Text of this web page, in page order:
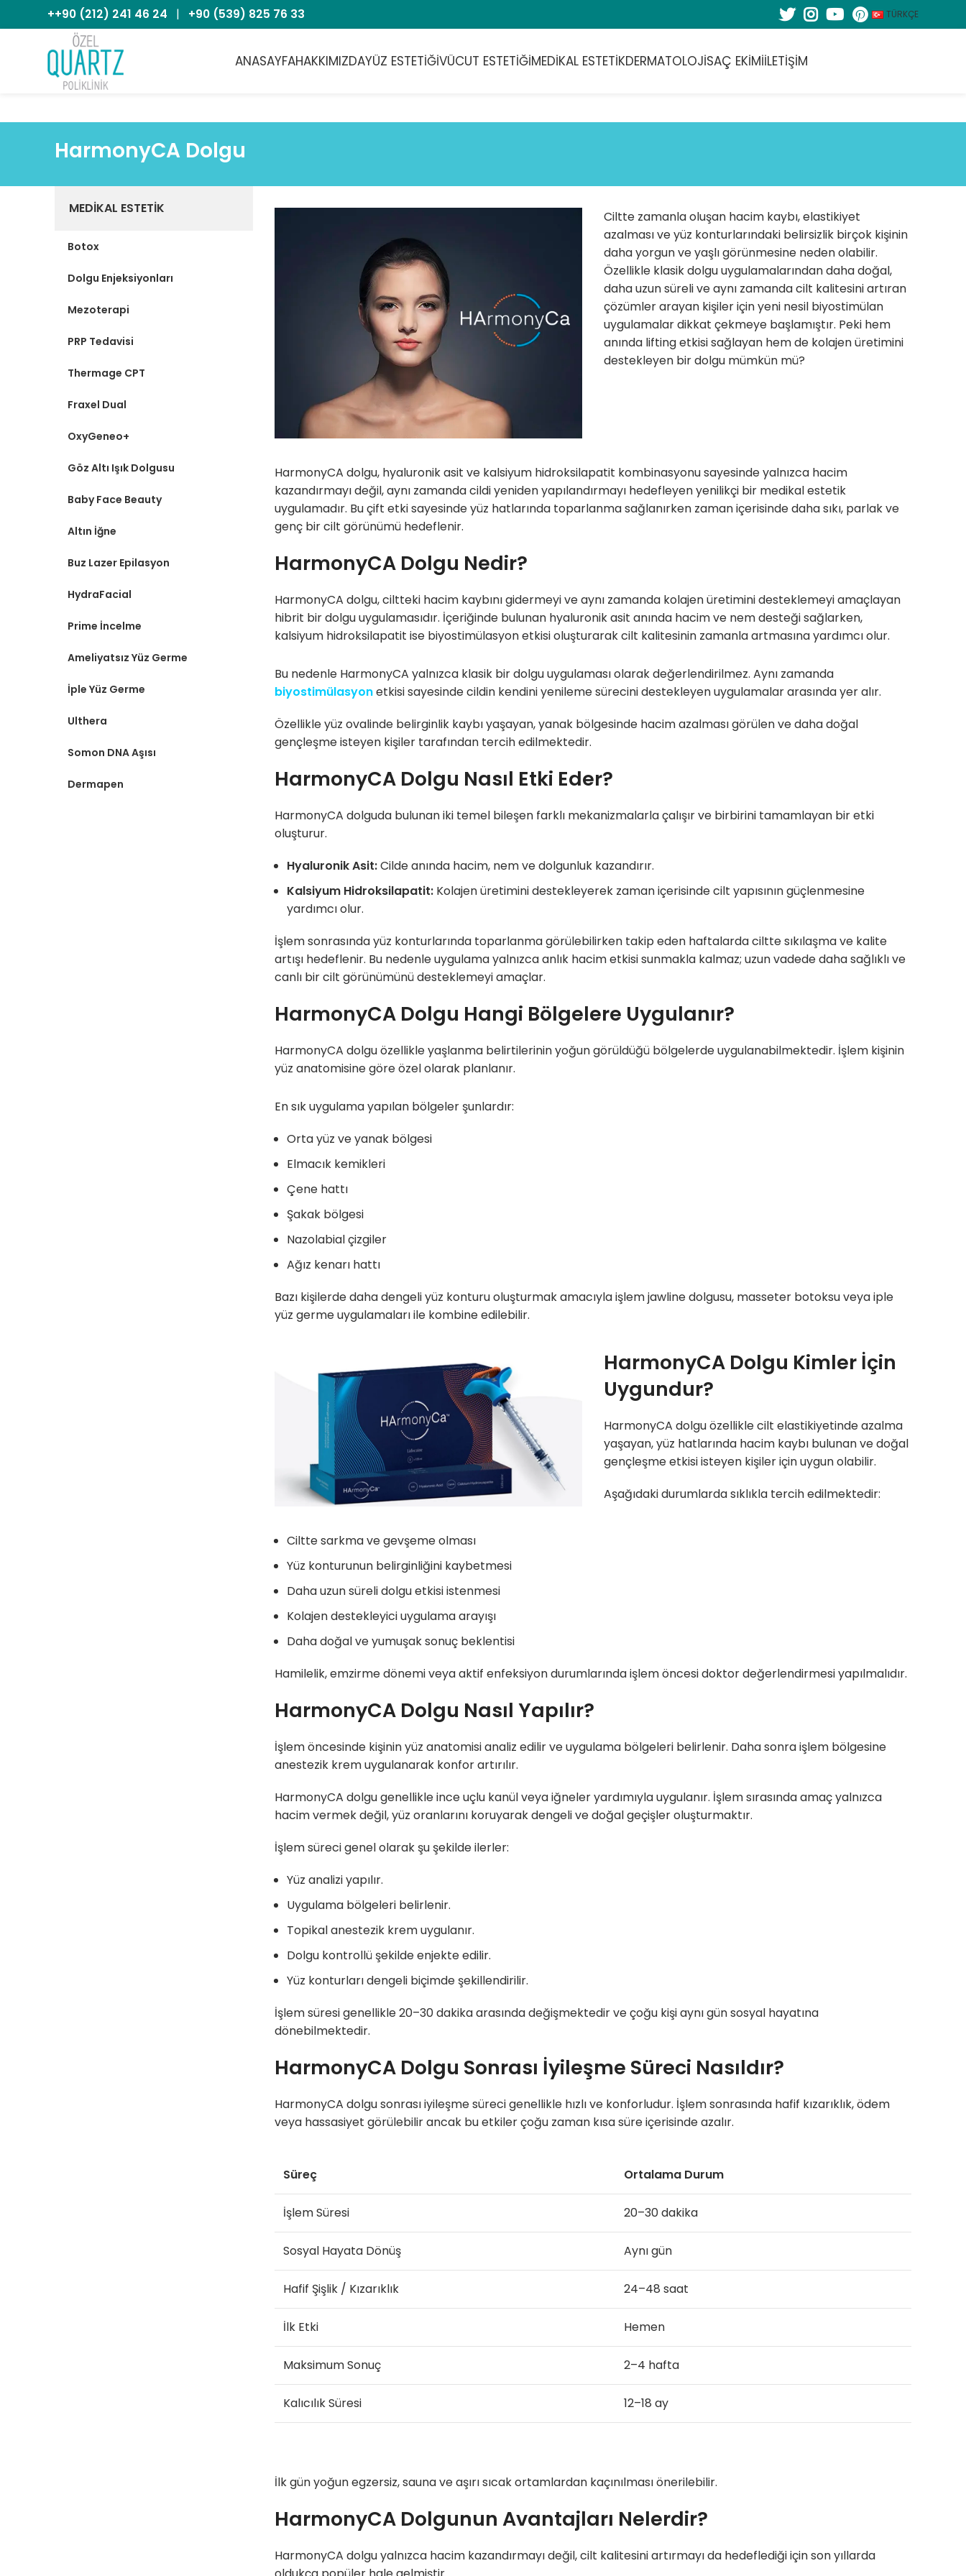
++90 (212) 241 46 24 | +90 (539) 825 76 33 TÜRKÇE
ANASAYFAHAKKIMIZDAYÜZ ESTETIĞIVÜCUT ESTETIĞIMEDIKAL ESTETIKDERMATOLOJISAÇ EKIMIİLETIŞIM
HarmonyCA Dolgu
Ciltte zamanla oluşan hacim kaybı, elastikiyet
azalması ve yüz konturlarındaki belirsizlik birçok kişinin
daha yorgun ve yaşlı görünmesine neden olabilir.
Özellikle klasik dolgu uygulamalarından daha doğal,
daha uzun süreli ve aynı zamanda cilt kalitesini artıran
çözümler arayan kişiler için yeni nesil biyostimülan
uygulamalar dikkat çekmeye başlamıştır. Peki hem
anında lifting etkisi sağlayan hem de kolajen üretimini
destekleyen bir dolgu mümkün mü?
HarmonyCA dolgu, hyaluronik asit ve kalsiyum hidroksilapatit kombinasyonu sayesinde yalnızca hacim
kazandırmayı değil, aynı zamanda cildi yeniden yapılandırmayı hedefleyen yenilikçi bir medikal estetik
uygulamadır. Bu çift etki sayesinde yüz hatlarında toparlanma sağlanırken zaman içerisinde daha sıkı, parlak ve
genç bir cilt görünümü hedeflenir.
HarmonyCA Dolgu Nedir?
HarmonyCA dolgu, ciltteki hacim kaybını gidermeyi ve aynı zamanda kolajen üretimini desteklemeyi amaçlayan
hibrit bir dolgu uygulamasıdır. İçeriğinde bulunan hyaluronik asit anında hacim ve nem desteği sağlarken,
kalsiyum hidroksilapatit ise biyostimülasyon etkisi oluşturarak cilt kalitesinin zamanla artmasına yardımcı olur.
Bu nedenle HarmonyCA yalnızca klasik bir dolgu uygulaması olarak değerlendirilmez. Aynı zamanda
biyostimülasyonetkisi sayesinde cildin kendini yenileme sürecini destekleyen uygulamalar arasında yer alır.
Özellikle yüz ovalinde belirginlik kaybı yaşayan, yanak bölgesinde hacim azalması görülen ve daha doğal
gençleşme isteyen kişiler tarafından tercih edilmektedir.
HarmonyCA Dolgu Nasıl Etki Eder?
HarmonyCA dolguda bulunan iki temel bileşen farklı mekanizmalarla çalışır ve birbirini tamamlayan bir etki
oluşturur.
Hyaluronik Asit:Cilde anında hacim, nem ve dolgunluk kazandırır.
Kalsiyum Hidroksilapatit:Kolajen üretimini destekleyerek zaman içerisinde cilt yapısının güçlenmesine
yardımcı olur.
İşlem sonrasında yüz konturlarında toparlanma görülebilirken takip eden haftalarda ciltte sıkılaşma ve kalite
artışı hedeflenir. Bu nedenle uygulama yalnızca anlık hacim etkisi sunmakla kalmaz; uzun vadede daha sağlıklı ve
canlı bir cilt görünümünü desteklemeyi amaçlar.
HarmonyCA Dolgu Hangi Bölgelere Uygulanır?
HarmonyCA dolgu özellikle yaşlanma belirtilerinin yoğun görüldüğü bölgelerde uygulanabilmektedir. İşlem kişinin
yüz anatomisine göre özel olarak planlanır.
En sık uygulama yapılan bölgeler şunlardır:
Orta yüz ve yanak bölgesi
Elmacık kemikleri
Çene hattı
Şakak bölgesi
Nazolabial çizgiler
Ağız kenarı hattı
Bazı kişilerde daha dengeli yüz konturu oluşturmak amacıyla işlem jawline dolgusu, masseter botoksu veya iple
yüz germe uygulamaları ile kombine edilebilir.
HarmonyCA Dolgu Kimler İçin
Uygundur?
HarmonyCA dolgu özellikle cilt elastikiyetinde azalma
yaşayan, yüz hatlarında hacim kaybı bulunan ve doğal
gençleşme etkisi isteyen kişiler için uygun olabilir.
Aşağıdaki durumlarda sıklıkla tercih edilmektedir:
Ciltte sarkma ve gevşeme olması
Yüz konturunun belirginliğini kaybetmesi
Daha uzun süreli dolgu etkisi istenmesi
Kolajen destekleyici uygulama arayışı
Daha doğal ve yumuşak sonuç beklentisi
Hamilelik, emzirme dönemi veya aktif enfeksiyon durumlarında işlem öncesi doktor değerlendirmesi yapılmalıdır.
HarmonyCA Dolgu Nasıl Yapılır?
İşlem öncesinde kişinin yüz anatomisi analiz edilir ve uygulama bölgeleri belirlenir. Daha sonra işlem bölgesine
anestezik krem uygulanarak konfor artırılır.
HarmonyCA dolgu genellikle ince uçlu kanül veya iğneler yardımıyla uygulanır. İşlem sırasında amaç yalnızca
hacim vermek değil, yüz oranlarını koruyarak dengeli ve doğal geçişler oluşturmaktır.
İşlem süreci genel olarak şu şekilde ilerler:
Yüz analizi yapılır.
Uygulama bölgeleri belirlenir.
Topikal anestezik krem uygulanır.
Dolgu kontrollü şekilde enjekte edilir.
Yüz konturları dengeli biçimde şekillendirilir.
İşlem süresi genellikle 20–30 dakika arasında değişmektedir ve çoğu kişi aynı gün sosyal hayatına
dönebilmektedir.
HarmonyCA Dolgu Sonrası İyileşme Süreci Nasıldır?
HarmonyCA dolgu sonrası iyileşme süreci genellikle hızlı ve konforludur. İşlem sonrasında hafif kızarıklık, ödem
veya hassasiyet görülebilir ancak bu etkiler çoğu zaman kısa süre içerisinde azalır.
Süreç Ortalama Durum
İşlem Süresi 20–30 dakika
Sosyal Hayata Dönüş Aynı gün
Hafif Şişlik / Kızarıklık 24–48 saat
İlk Etki Hemen
Maksimum Sonuç 2–4 hafta
Kalıcılık Süresi 12–18 ay
İlk gün yoğun egzersiz, sauna ve aşırı sıcak ortamlardan kaçınılması önerilebilir.
HarmonyCA Dolgunun Avantajları Nelerdir?
HarmonyCA dolgu yalnızca hacim kazandırmayı değil, cilt kalitesini artırmayı da hedeflediği için son yıllarda
MEDIKAL ESTETIK
Botox
Dolgu Enjeksiyonları
Mezoterapi
PRP Tedavisi
Thermage CPT
Fraxel Dual
OxyGeneo+
Göz Altı Işık Dolgusu
Baby Face Beauty
Altın İğne
Buz Lazer Epilasyon
HydraFacial
Prime İncelme
Ameliyatsız Yüz Germe
İple Yüz Germe
Ulthera
Somon DNA Aşısı
Dermapen